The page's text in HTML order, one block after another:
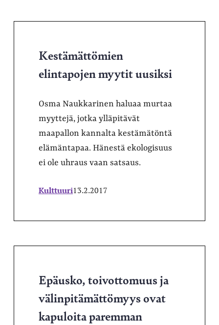
Kestämättömien
elintapojen myytit uusiksi
Osma Naukkarinen haluaa murtaa
myyttejä, jotka ylläpitävät
maapallon kannalta kestämätöntä
elämäntapaa. Hänestä ekologisuus
ei ole uhraus vaan satsaus.
Kulttuuri13.2.2017
Epäusko, toivottomuus ja
välinpitämättömyys ovat
kapuloita paremman